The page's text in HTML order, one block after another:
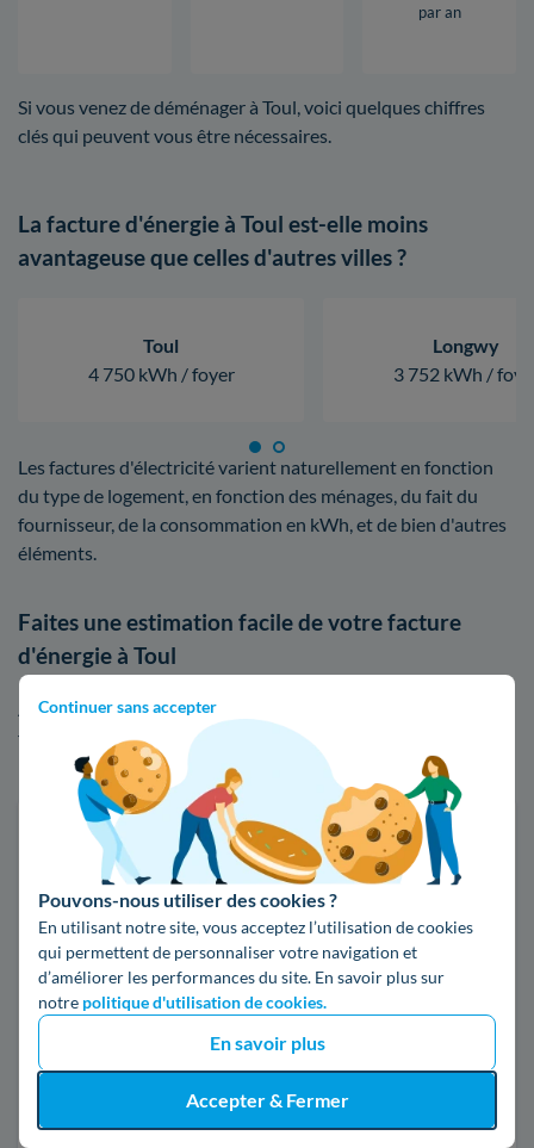
Continuer sans accepter
Pouvons-nous utiliser des cookies ?
En utilisant notre site, vous acceptez l’utilisation de cookies
qui permettent de personnaliser votre navigation et
d’améliorer les performances du site. En savoir plus sur
notre politique d'utilisation de cookies.
En savoir plus
Accepter & Fermer
par an
Si vous venez de déménager à Toul, voici quelques chiffres
clés qui peuvent vous être nécessaires.
La facture d'énergie à Toul est-elle moins
avantageuse que celles d'autres villes ?
Toul
4 750 kWh / foyer
Longwy
3 752 kWh /
Les factures d'électricité varient naturellement en fonction
du type de logement, en fonction des ménages, du fait du
fournisseur, de la consommation en kWh, et de bien d'autres
éléments.
Faites une estimation facile de votre facture
d'énergie à Toul
Afin de visualiser les écarts de tarifs entre EDF et les autres
fournisseurs sur le marché, n'hésitez pas à faire usage de
notre comparateur d'offres d'électricité ou de gaz :
Faites des économies sur vos factures d'énergie
Je compare
Électricité Gaz naturel